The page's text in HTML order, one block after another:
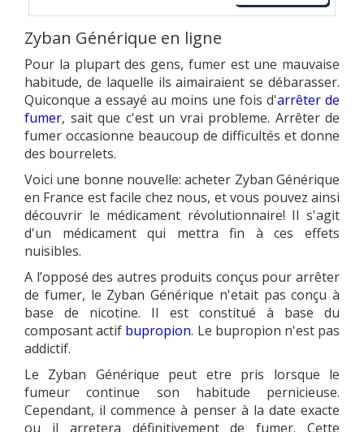
Zyban Générique en ligne
Pour la plupart des gens, fumer est une mauvaise
habitude, de laquelle ils aimairaient se débarasser.
Quiconque a essayé au moins une fois d'arrêter de
fumer, sait que c'est un vrai probleme. Arrêter de
fumer occasionne beaucoup de difficultés et donne
des bourrelets.
Voici une bonne nouvelle: acheter Zyban Générique
en France est facile chez nous, et vous pouvez ainsi
découvrir le médicament révolutionnaire! Il s'agit
d'un médicament qui mettra fin à ces effets
nuisibles.
A l’opposé des autres produits conçus pour arrêter
de fumer, le Zyban Générique n'etait pas conçu à
base de nicotine. Il est constitué à base du
composant actif bupropion. Le bupropion n'est pas
addictif.
Le Zyban Générique peut etre pris lorsque le
fumeur continue son habitude pernicieuse.
Cependant, il commence à penser à la date exacte
ou il arretera définitivement de fumer. Cette